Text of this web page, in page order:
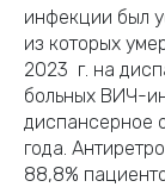
инфекции был
из которых
2023 г. на
больных ВИЧ-
диспансерное
года.
88,8%